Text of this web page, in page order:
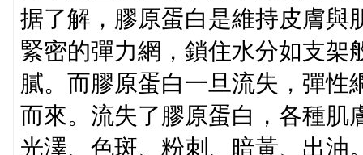
据了解，膠原蛋白是維持皮膚與
緊密的彈力網，鎖住水分如支架
膩。而膠原蛋白一旦流失，彈性
而來。流失了膠原蛋白，各種肌
光澤、色斑、粉刺、暗黃、出油